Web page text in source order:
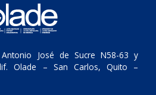
José de Sucre N58-63 y
Olade – San Carlos, Quito –